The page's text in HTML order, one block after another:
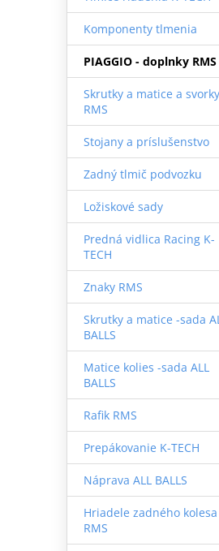
Komponenty tlmenia
PIAGGIO - doplnky RMS
Skrutky a matice a svorky
RMS
Stojany a príslušenstvo
Zadný tlmič podvozku
Ložiskové sady
Predná vidlica Racing K-
TECH
Znaky RMS
Skrutky a matice -sada
BALLS
Matice kolies -sada ALL
BALLS
Rafik RMS
Prepákovanie K-TECH
Náprava ALL BALLS
Hriadele zadného kolesa
RMS